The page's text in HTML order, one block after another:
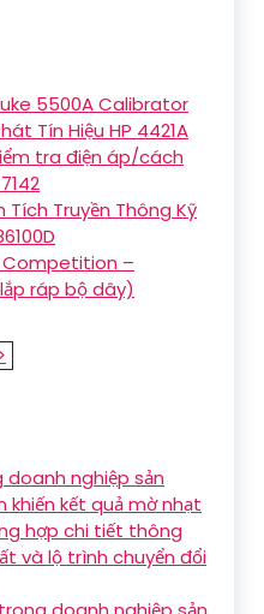
5500A Calibrator
Tín Hiệu HP 4421A
tra điện áp/cách
Tích Truyền Thông Kỹ
Competition –
ráp bộ dây)
nghiệp sản
khiến kết quả mờ nhạt
hợp chi tiết thông
và lộ trình chuyển đổi